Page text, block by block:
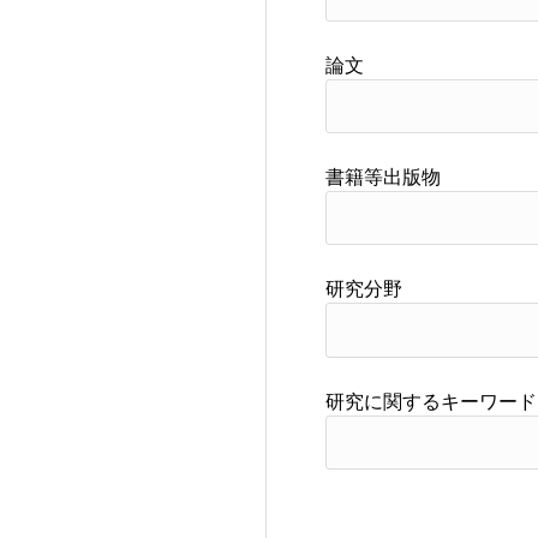
論文
書籍等出版物
研究分野
研究に関するキーワード